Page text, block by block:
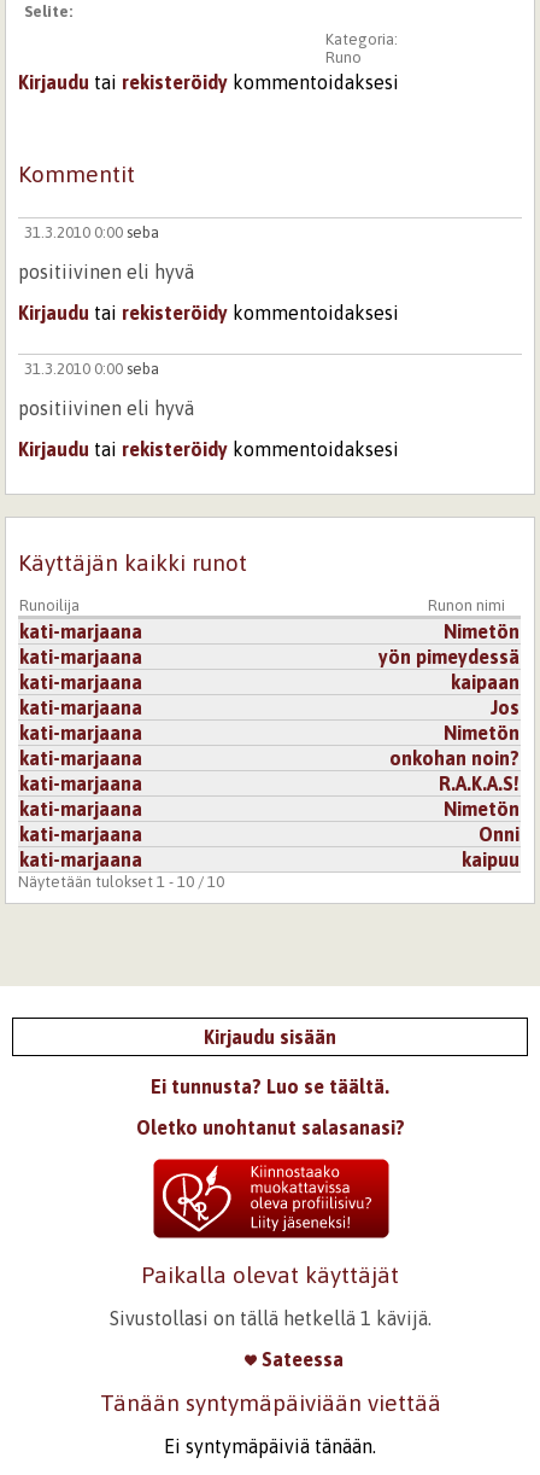
Selite:
Kategoria:
Runo
Kirjaudu tai rekisteröidy kommentoidaksesi
Kommentit
31.3.2010 0:00 seba
positiivinen eli hyvä
Kirjaudu tai rekisteröidy kommentoidaksesi
31.3.2010 0:00 seba
positiivinen eli hyvä
Kirjaudu tai rekisteröidy kommentoidaksesi
Käyttäjän kaikki runot
Runoilija Runon nimi
kati-marjaana
Nimetön
kati-marjaana
yön pimeydessä
kati-marjaana
kaipaan
kati-marjaana
Jos
kati-marjaana
Nimetön
kati-marjaana
onkohan noin?
kati-marjaana
R.A.K.A.S!
kati-marjaana
Nimetön
kati-marjaana
Onni
kati-marjaana
kaipuu
Näytetään tulokset 1 - 10 / 10
Kirjaudu sisään
Ei tunnusta? Luo se täältä.
Oletko unohtanut salasanasi?
Paikalla olevat käyttäjät
Sivustollasi on tällä hetkellä 1 kävijä.
Sateessa
Tänään syntymäpäiviään viettää
Ei syntymäpäiviä tänään.